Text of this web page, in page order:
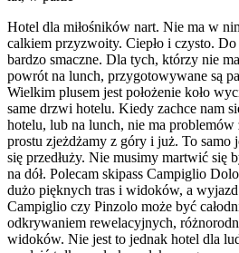
Hotel dla miłośników nart. Nie ma w
calkiem przyzwoity. Ciepło i czysto.
bardzo smaczne. Dla tych, którzy nie
powrót na lunch, przygotowywane są
Wielkim plusem jest położenie koło
same drzwi hotelu. Kiedy zachce nam
hotelu, lub na lunch, nie ma problemów
prostu zjeżdżamy z góry i już. To samo
się przedłuży. Nie musimy martwić się
na dół. Polecam skipass Campiglio
dużo pięknych tras i widoków, a
Campiglio czy Pinzolo może być
odkrywaniem rewelacyjnych,
widoków. Nie jest to jednak hotel dla